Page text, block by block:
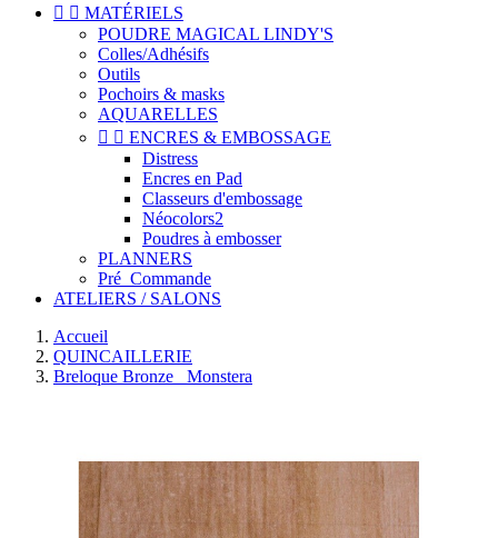
  MATÉRIELS
POUDRE MAGICAL LINDY'S
Colles/Adhésifs
Outils
Pochoirs & masks
AQUARELLES
  ENCRES & EMBOSSAGE
Distress
Encres en Pad
Classeurs d'embossage
Néocolors2
Poudres à embosser
PLANNERS
Pré_Commande
ATELIERS / SALONS
Accueil
QUINCAILLERIE
Breloque Bronze_ Monstera